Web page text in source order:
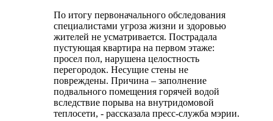
По итогу первоначального обследования
специалистами угроза жизни и здоровью
жителей не усматривается. Пострадала
пустующая квартира на первом этаже:
просел пол, нарушена целостность
перегородок. Несущие стены не
повреждены. Причина – заполнение
подвального помещения горячей водой
вследствие порыва на внутридомовой
теплосети, - рассказала пресс-служба мэрии.